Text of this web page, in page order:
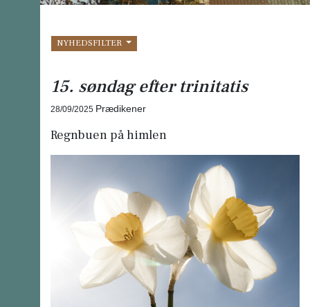
NYHEDSFILTER
15. søndag efter trinitatis
28/09/2025 Prædikener
Regnbuen på himlen